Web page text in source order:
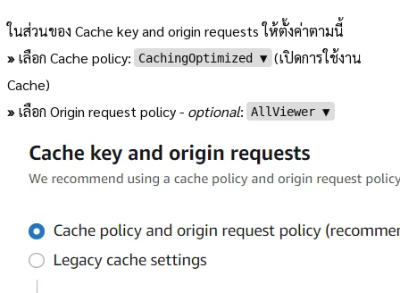
ในส่วนของ Cache key and origin requests ให้ตั้งค่าตามนี้
»เลือก Cache policy: CachingOptimized ▼ (เปิดการใช้งาน
Cache)
»เลือก Origin request policy - optional: AllViewer ▼